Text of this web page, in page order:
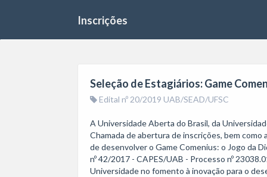
Inscrições
Seleção de Estagiários: Game
Edital nº 20/2019 UAB/SEAD/UFSC
A Universidade Aberta do Brasil, da
Chamada de abertura de inscrições, bem como
de desenvolver o Game Comenius: o Jogo da
nº 42/2017 - CAPES/UAB - Processo nº
Universidade no fomento à inovação para o